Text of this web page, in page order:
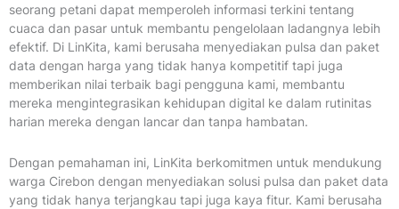
seorang petani dapat memperoleh informasi terkini tentang
cuaca dan pasar untuk membantu pengelolaan ladangnya lebih
efektif. Di LinKita, kami berusaha menyediakan pulsa dan paket
data dengan harga yang tidak hanya kompetitif tapi juga
memberikan nilai terbaik bagi pengguna kami, membantu
mereka mengintegrasikan kehidupan digital ke dalam rutinitas
harian mereka dengan lancar dan tanpa hambatan.
Dengan pemahaman ini, LinKita berkomitmen untuk mendukung
warga Cirebon dengan menyediakan solusi pulsa dan paket data
yang tidak hanya terjangkau tapi juga kaya fitur. Kami berusaha